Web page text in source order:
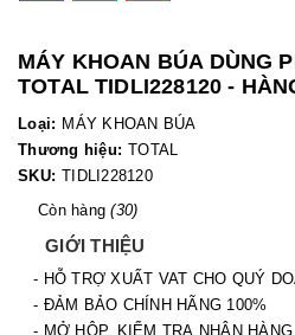
MÁY KHOAN BÚA DÙNG
TOTAL TIDLI228120 -
Loại: MÁY KHOAN BÚA
Thương hiệu: TOTAL
SKU: TIDLI228120
Còn hàng(30)
GIỚI THIỆU
- HỖ TRỢ XUẤT VAT CHO QUÝ
- ĐẢM BẢO CHÍNH HÃNG 100%
- MỞ HỘP, KIỂM TRA NHẬN HÀNG